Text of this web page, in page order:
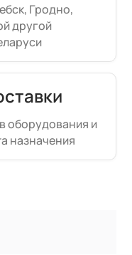
Гродно,
другой
оборудования и
назначения